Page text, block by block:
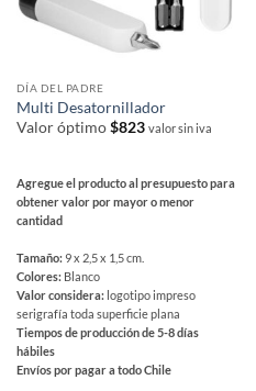
DÍA DEL PADRE
Multi Desatornillador
Valor óptimo$823 valor sin iva
Agregue el producto al presupuesto para
obtener valor por mayor o menor
cantidad
Tamaño:9 x 2,5 x 1,5 cm.
Colores: Blanco
Valor considera: logotipo impreso
serigrafía toda superficie plana
Tiempos de producción de 5-8 días
hábiles
Envíos por pagar a todo Chile